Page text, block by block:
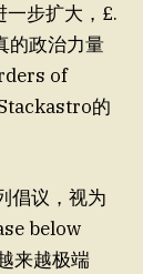
一步扩大，£.
的政治力量
of
的
倡议，视为
below
来越极端